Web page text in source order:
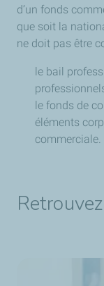
d’un fonds
que soit la
ne doit pas être
le bail
le fonds de
éléments
commerciale.